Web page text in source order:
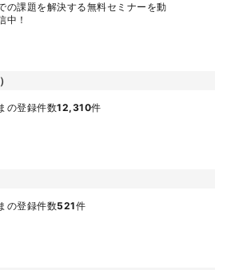
の課題を解決する無料セミナーを動
中！
の登録件数12,310件
の登録件数521件